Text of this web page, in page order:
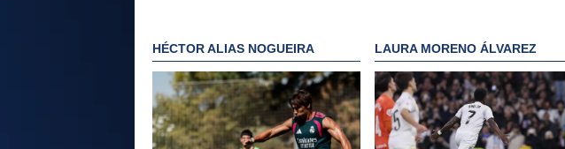
HÉCTOR ALIAS NOGUEIRA LAURA MORENO ÁLVAREZ